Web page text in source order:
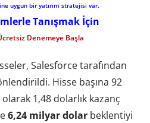
uygun bir yatırım stratejisi var.
Tanışmak İçin
Denemeye Başla
Salesforce tarafından
Hisse başına 92
1,48 dolarlık kazanç
6,24 milyar dolar beklentiyi